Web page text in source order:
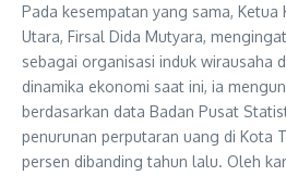
Pada kesempatan yang sama, Ketua
Utara, Firsal Dida Mutyara,
sebagai organisasi induk wirausaha
dinamika ekonomi saat ini, ia
berdasarkan data Badan Pusat
penurunan perputaran uang di Kota
persen dibanding tahun lalu. Oleh